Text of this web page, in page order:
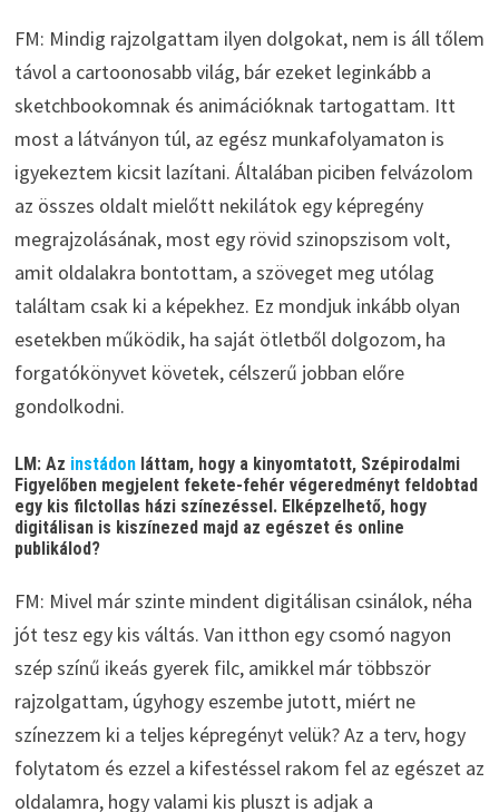
FM: Mindig rajzolgattam ilyen dolgokat, nem is áll tőlem
távol a cartoonosabb világ, bár ezeket leginkább a
sketchbookomnak és animációknak tartogattam. Itt
most a látványon túl, az egész munkafolyamaton is
igyekeztem kicsit lazítani. Általában piciben felvázolom
az összes oldalt mielőtt nekilátok egy képregény
megrajzolásának, most egy rövid szinopszisom volt,
amit oldalakra bontottam, a szöveget meg utólag
találtam csak ki a képekhez. Ez mondjuk inkább olyan
esetekben működik, ha saját ötletből dolgozom, ha
forgatókönyvet követek, célszerű jobban előre
gondolkodni.
LM: Az instádon láttam, hogy a kinyomtatott, Szépirodalmi
Figyelőben megjelent fekete-fehér végeredményt feldobtad
egy kis filctollas házi színezéssel. Elképzelhető, hogy
digitálisan is kiszínezed majd az egészet és online
publikálod?
FM: Mivel már szinte mindent digitálisan csinálok, néha
jót tesz egy kis váltás. Van itthon egy csomó nagyon
szép színű ikeás gyerek filc, amikkel már többször
rajzolgattam, úgyhogy eszembe jutott, miért ne
színezzem ki a teljes képregényt velük? Az a terv, hogy
folytatom és ezzel a kifestéssel rakom fel az egészet az
oldalamra, hogy valami kis pluszt is adjak a